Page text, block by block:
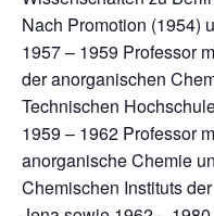
Nach Promotion (1954)
1957 – 1959 Professor
der anorganischen
Technischen
1959 – 1962 Professor
anorganische Chemie
Chemischen Instituts